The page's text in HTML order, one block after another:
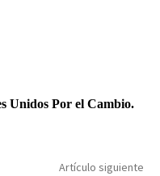
Unidos Por el Cambio.
Artículo siguiente